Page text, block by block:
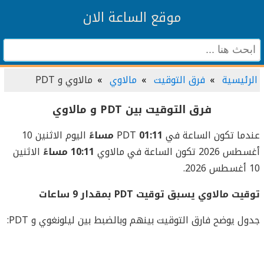
موقع الساعة الان
الرئيسية فرق التوقيت مالاوي مالاوي و PDT
فرق التوقيت بين PDT و مالاوي
عندما تكون الساعة في PDT 01:11 مساءً
اليوم الاثنين 10
أغسطس 2026 تكون الساعة في مالاوي
10:11 مساءً
الاثنين
10 أغسطس 2026.
توقيت مالاوي يسبق توقيت PDT بمقدار 9 ساعات
جدول يوضح فارق التوقيت بينهم وبالضبط بين ليلونغوي و PDT: